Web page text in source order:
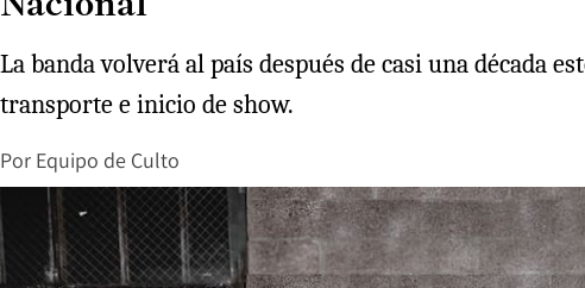
La banda volverá al país después de casi una década
transporte e inicio de show.
Por Equipo de Culto